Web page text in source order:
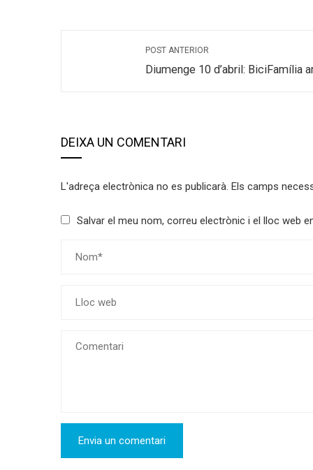
POST ANTERIOR
Diumenge 10 d’abril: BiciFamília
DEIXA UN COMENTARI
L'adreça electrònica no es publicarà. Els camps
Salvar el meu nom, correu electrònic i el lloc web